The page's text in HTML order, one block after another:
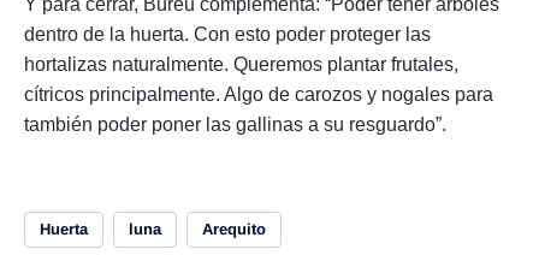
dentro de la huerta. Con esto poder proteger las
hortalizas naturalmente. Queremos plantar frutales,
cítricos principalmente. Algo de carozos y nogales para
también poder poner las gallinas a su resguardo”.
Huerta luna Arequito